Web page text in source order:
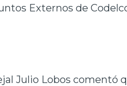
Externos de
Julio Lobos comentó